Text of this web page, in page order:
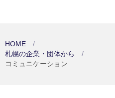
HOME
札幌の企業・団体から
コミュニケーション